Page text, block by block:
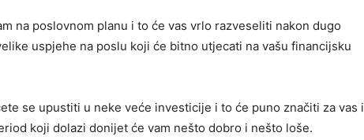
na poslovnom planu i to će vas vrlo razveseliti nakon dugo
uspjehe na poslu koji će bitno utjecati na vašu financijsku
se upustiti u neke veće investicije i to će puno značiti za vas i
koji dolazi donijet će vam nešto dobro i nešto loše.